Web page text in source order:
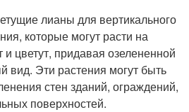
лианы для вертикального
которые могут расти на
цветут, придавая озелененной
вид. Эти растения могут быть
стен зданий, ограждений,
поверхностей.